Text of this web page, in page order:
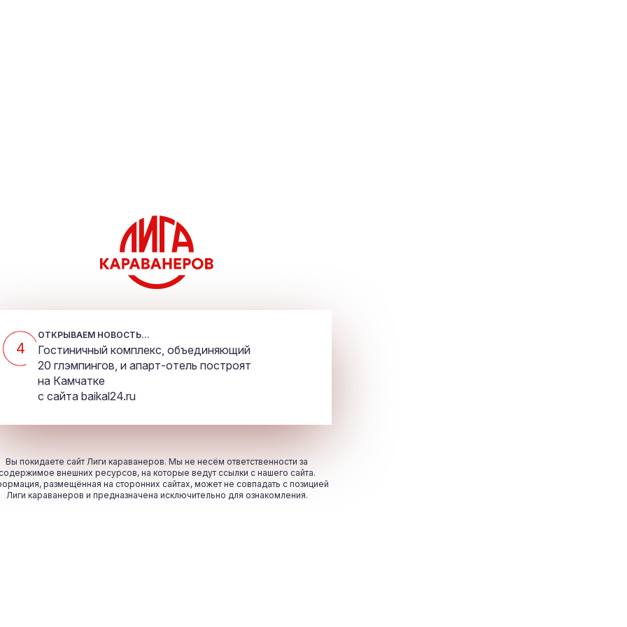
4
ОТКРЫВАЕМ НОВОСТЬ...
Гостиничный комплекс, объединяющий
20 глэмпингов, и апарт-отель построят
на Камчатке
с сайта baikal24.ru
Вы покидаете сайт Лиги караванеров. Мы не несём ответственности за
внешних ресурсов, на которые ведут ссылки с нашего сайта.
размещённая на сторонних сайтах, может не совпадать с позицией
Лиги караванеров и предназначена исключительно для ознакомления.